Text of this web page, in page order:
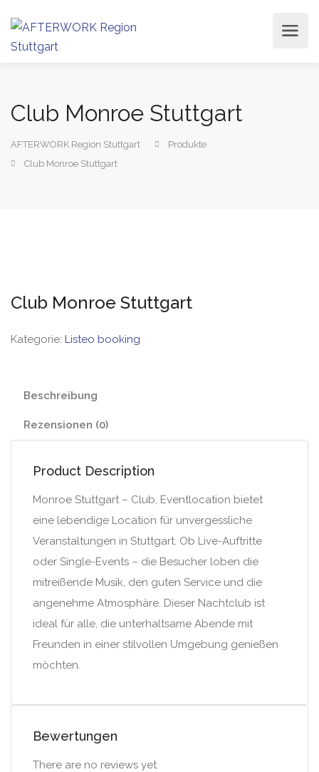
Club Monroe Stuttgart
AFTERWORK Region Stuttgart
Produkte
Club Monroe Stuttgart
Club Monroe Stuttgart
Kategorie: Listeo booking
Beschreibung
Rezensionen (0)
Product Description
Monroe Stuttgart – Club, Eventlocation bietet
eine lebendige Location für unvergessliche
Veranstaltungen in Stuttgart. Ob Live-Auftritte
oder Single-Events – die Besucher loben die
mitreißende Musik, den guten Service und die
angenehme Atmosphäre. Dieser Nachtclub ist
ideal für alle, die unterhaltsame Abende mit
Freunden in einer stilvollen Umgebung genießen
möchten.
Bewertungen
There are no reviews yet.